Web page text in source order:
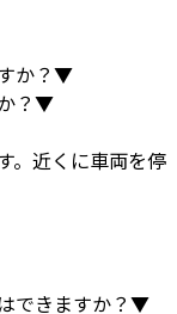
か？▼
？▼
。近くに車両を停
できますか？▼